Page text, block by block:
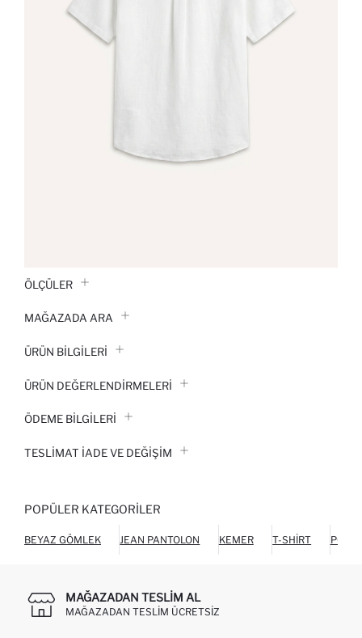
ÖLÇÜLER
MAĞAZADA ARA
ÜRÜN BILGILERI
ÜRÜN DEĞERLENDİRMELERİ
ÖDEME BİLGİLERİ
TESLIMAT İADE VE DEĞIŞIM
POPÜLER KATEGORILER
BEYAZ GÖMLEK JEAN PANTOLON KEMER T-SHIRT POLO
MAĞAZADAN TESLIM AL
MAĞAZADAN TESLIM ÜCRETSIZ